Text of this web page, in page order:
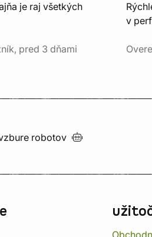
je raj všetkých
pred 3 dňami
v
robotov